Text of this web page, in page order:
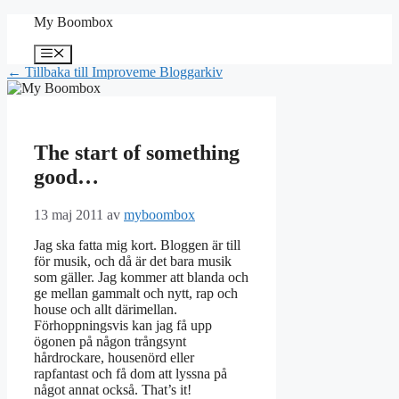
Hoppa
innehåll
My Boombox
Meny
← Tillbaka till Improveme Bloggarkiv
The start of something
good…
13 maj 2011 av myboombox
Jag ska fatta mig kort. Bloggen är till
för musik, och då är det bara musik
som gäller. Jag kommer att blanda och
ge mellan gammalt och nytt, rap och
house och allt därimellan.
Förhoppningsvis kan jag få upp
ögonen på någon trångsynt
hårdrockare, housenörd eller
rapfantast och få dom att lyssna på
något annat också. That’s it!